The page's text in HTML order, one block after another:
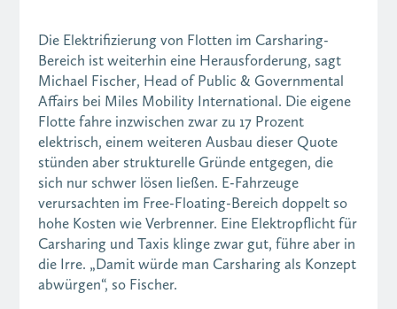
Die Elektrifizierung von Flotten im Carsharing-
Bereich ist weiterhin eine Herausforderung, sagt
Michael Fischer, Head of Public & Governmental
Affairs bei Miles Mobility International. Die eigene
Flotte fahre inzwischen zwar zu 17 Prozent
elektrisch, einem weiteren Ausbau dieser Quote
stünden aber strukturelle Gründe entgegen, die
sich nur schwer lösen ließen. E-Fahrzeuge
verursachten im Free-Floating-Bereich doppelt so
hohe Kosten wie Verbrenner. Eine Elektropflicht für
Carsharing und Taxis klinge zwar gut, führe aber in
die Irre. „Damit würde man Carsharing als Konzept
abwürgen“, so Fischer.